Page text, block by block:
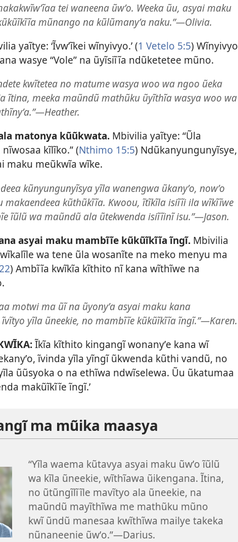
tei waneena ũwʼo. Weeka ũu, asyai maku
mũnango na kũlũmanyʼa naku.”—Olivia.
yaĩtye: ‘Ĩvwʼĩkei wĩnyivyo.’ (1 Vetelo 5:5) Wĩnyivyo
wasye “Vole” na ũyĩsiĩĩa ndũketetee mũno.
kwĩtetea no matume wasya woo wa ngoo ũeka
ĩtina, meeka maũndũ mathũku ũyĩthĩa wasya woo wa
matonya kũũkwata.Mbivilia yaĩtye: “Ũla
kĩlĩko.” (Nthimo 15:5) Ndũkanyungunyĩsye,
maku meũkwĩa wĩke.
kũnyungunyĩsya yĩla wanengwa ũkanyʼo, nowʼo
makaendeea kũthũkĩĩa. Kwoou, ĩtĩkĩla isiĩĩi ila wĩkĩĩwe
ĩũlũ wa maũndũ ala ũtekwenda isiĩĩinĩ isu.”—Jason.
asyai maku mambĩĩe kũkũĩkĩĩa ĩngĩ.Mbivilia
wa tene ũla wosanĩte na meko menyu ma
) Ambĩĩa kwĩkĩa kĩthito nĩ kana wĩthĩwe na
motwi ma ũĩ na ũyonyʼa asyai maku kana
yĩla ũneekie, no mambĩĩe kũkũĩkĩĩa ĩngĩ.”—Karen.
Ĩkĩa kĩthito kingangĩ wonanyʼe kana wĩ
ĩvinda yĩla yĩngĩ ũkwenda kũthi vandũ, no
ũũsyoka o na ethĩwa ndwĩselewa. Ũu ũkatumaa
makũĩkĩĩe ĩngĩ.’
ma mũika maasya
“Yĩla waema kũtavya asyai maku ũwʼo ĩũlũ
wa kĩla ũneekie, wĩthĩawa ũikengana. Ĩtina,
no ũtũngĩlĩĩle mavĩtyo ala ũneekie, na
maũndũ mayĩthĩwa me mathũku mũno
kwĩ ũndũ manesaa kwĩthĩwa mailye takeka
nũnaneenie ũwʼo.”—Darius.